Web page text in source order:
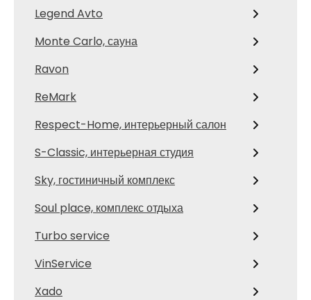
Legend Avto
Monte Carlo, сауна
Ravon
ReMark
Respect-Home, интерьерный салон
S-Classic, интерьерная студия
Sky, гостиничный комплекс
Soul place, комплекс отдыха
Turbo service
VinService
Xado